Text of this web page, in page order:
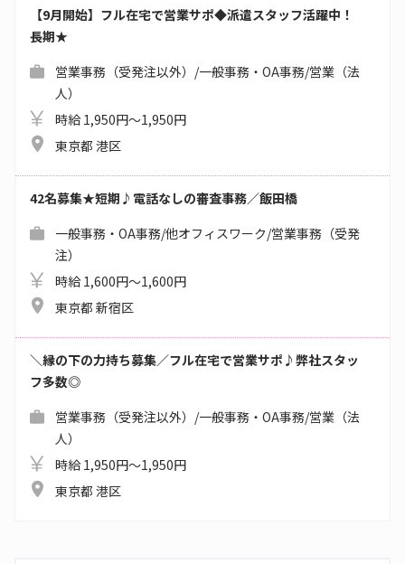
【9月開始】フル在宅で営業サポ◆派遣スタッフ活躍中！
長期★
営業事務（受発注以外）/一般事務・OA事務/営業（法
人）
時給 1,950円～1,950円
東京都 港区
42名募集★短期♪電話なしの審査事務／飯田橋
一般事務・OA事務/他オフィスワーク/営業事務（受発
注）
時給 1,600円～1,600円
東京都 新宿区
＼縁の下の力持ち募集／フル在宅で営業サポ♪弊社スタッ
フ多数◎
営業事務（受発注以外）/一般事務・OA事務/営業（法
人）
時給 1,950円～1,950円
東京都 港区